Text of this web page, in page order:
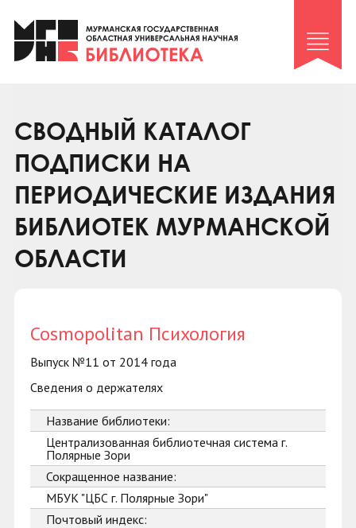
Клуб «Гиря и сельдерей»
Клуб «Семейный архив»
Коллегам
Контакты
СВОДНЫЙ КАТАЛОГ
ПОДПИСКИ НА
ПЕРИОДИЧЕСКИЕ ИЗДАНИЯ
БИБЛИОТЕК МУРМАНСКОЙ
ОБЛАСТИ
Cosmopolitan Психология
Выпуск №11 от 2014 года
Сведения о держателях
Название библиотеки:
Централизованная библиотечная система г.
Полярные Зори
Сокращенное название:
МБУК "ЦБС г. Полярные Зори"
Почтовый индекс: